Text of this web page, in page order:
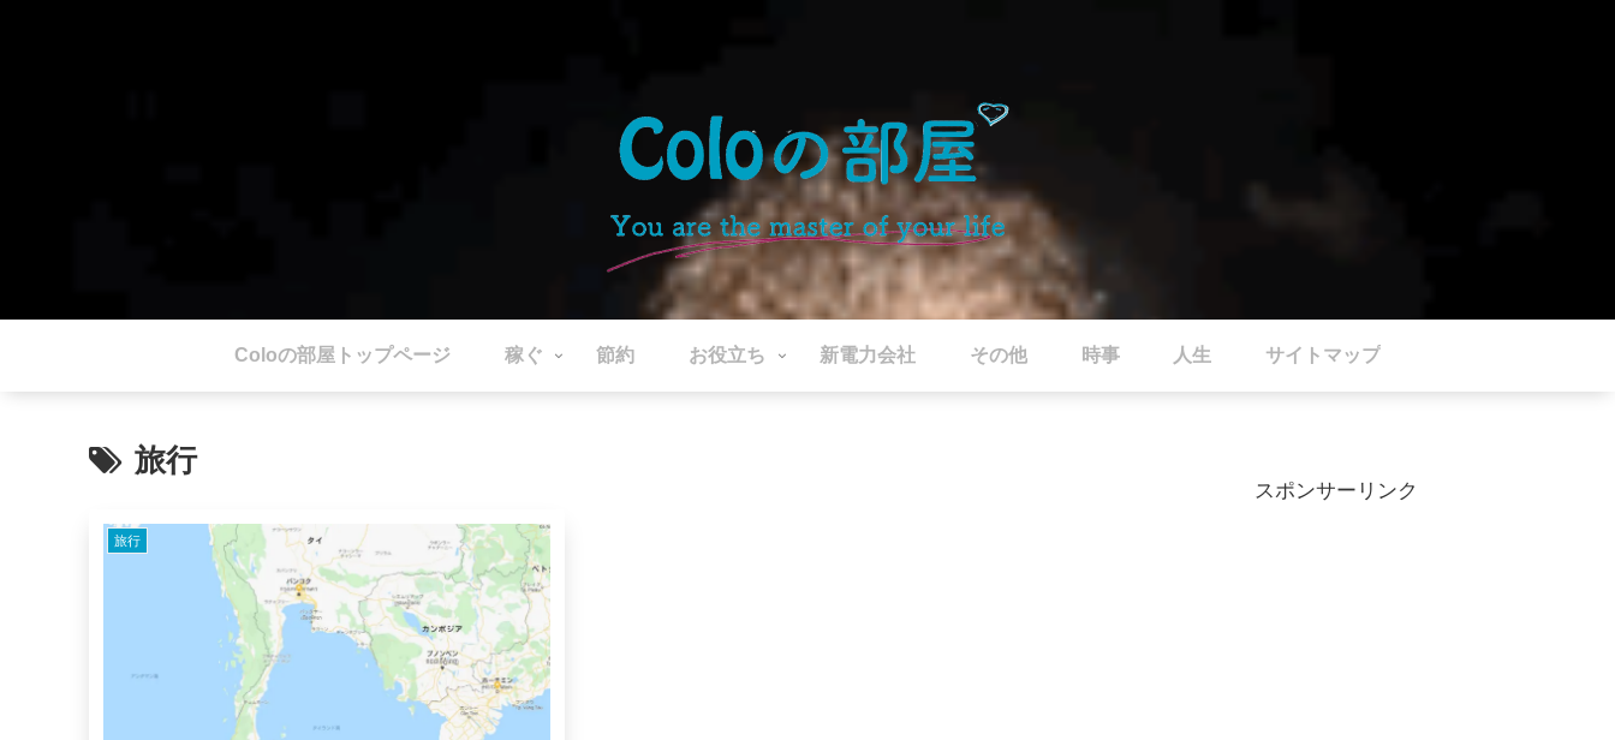
Coloの部屋トップページ 稼ぐ 節約 お役立ち 新電力会社 その他 時事 人生 サイトマップ
旅行
旅行
スポンサーリンク